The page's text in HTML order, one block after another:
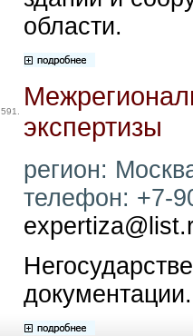
области.
591.
экспертизы
регион:
телефон: +7-
документации.